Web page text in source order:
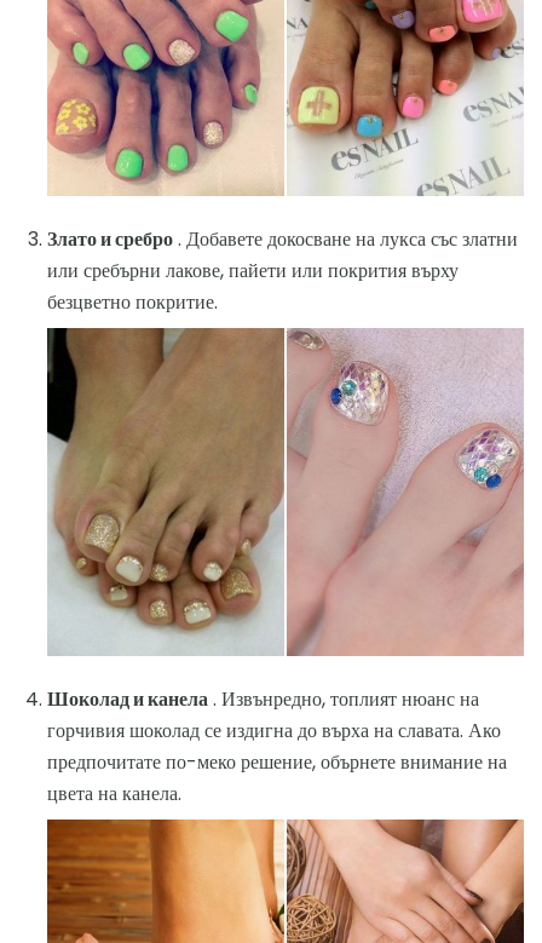
Злато и сребро. Добавете докосване на лукса със златни
или сребърни лакове, пайети или покрития върху
безцветно покритие.
Шоколад и канела. Извънредно, топлият нюанс на
горчивия шоколад се издигна до върха на славата. Ако
предпочитате по-меко решение, обърнете внимание на
цвета на канела.